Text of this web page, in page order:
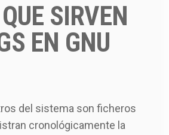
SIRVEN
EN GNU
del sistema son ficheros
cronológicamente la